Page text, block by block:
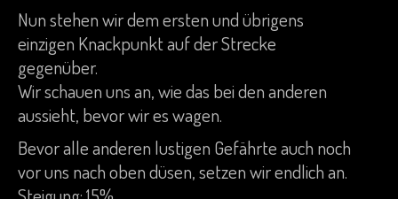
Nun stehen wir dem ersten und übrigens
einzigen Knackpunkt auf der Strecke
gegenüber.
Wir schauen uns an, wie das bei den anderen
aussieht, bevor wir es wagen.
Bevor alle anderen lustigen Gefährte auch noch
vor uns nach oben düsen, setzen wir endlich an.